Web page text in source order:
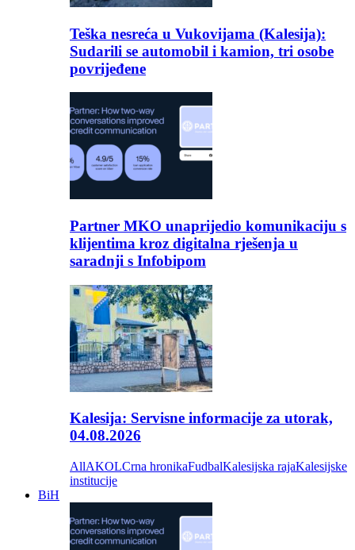
Teška nesreća u Vukovijama (Kalesija):
Sudarili se automobil i kamion, tri osobe
povrijeđene
Partner MKO unaprijedio komunikaciju s
klijentima kroz digitalna rješenja u
saradnji s Infobipom
Kalesija: Servisne informacije za utorak,
04.08.2026
AllAKOLCrna hronikaFudbalKalesijska rajaKalesijske
institucije
BiH